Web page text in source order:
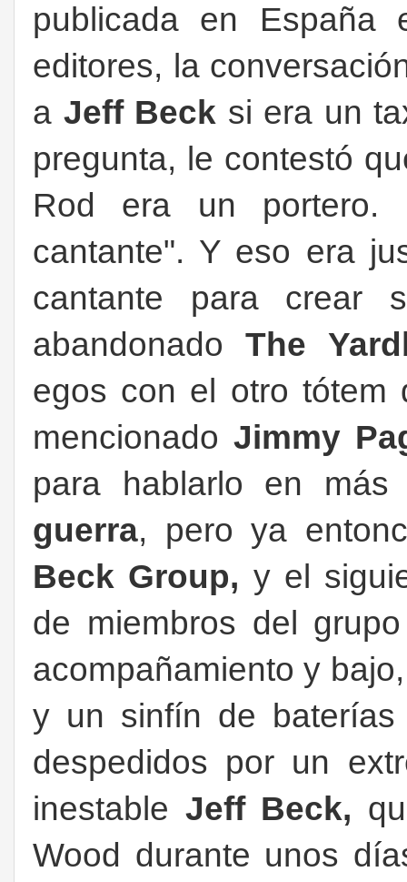
publicada en
editores, la
a Jeff Beck si era un
pregunta, le contestó
Rod era un portero.
cantante". Y eso era
cantante para crear
abandonadoThe
egos con el otro tótem
mencionadoJimmy
para hablarlo en
guerra, pero ya
Beck Group, y el
de miembros del
acompañamiento y
y un sinfín de
despedidos por un
inestable Jeff Beck,
Wood durante unos